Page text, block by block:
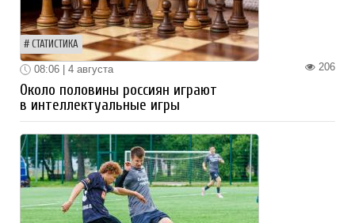
СТАТИСТИКА
206
08:06 | 4 августа
Около половины россиян играют
в интеллектуальные игры